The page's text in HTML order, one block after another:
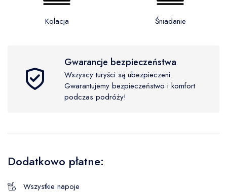
Kolacja Śniadanie
Gwarancje bezpieczeństwa
Wszyscy turyści są ubezpieczeni.
Gwarantujemy bezpieczeństwo i komfort
podczas podróży!
Dodatkowo płatne:
Wszystkie napoje